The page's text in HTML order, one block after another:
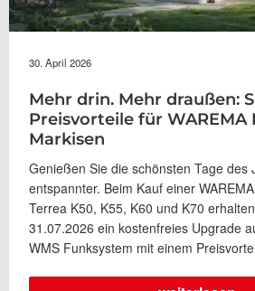
30. April 2026
Mehr drin. Mehr draußen:
Preisvorteile für WAREMA
Markisen
Genießen Sie die schönsten Tage des
entspannter. Beim Kauf einer
Terrea K50, K55, K60 und K70
31.07.2026 ein kostenfreies Upgrade
WMS Funksystem mit einem